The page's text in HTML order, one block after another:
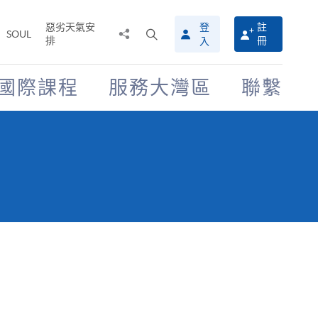
SOUL
惡劣天氣安
排
搜
尋
介
面
登
入
註
冊
際課程 服務大灣區 聯繫